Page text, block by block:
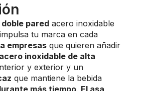
pared acero inoxidable
impulsa tu marca en cada
empresas que quieren añadir
acero inoxidable de alta
y exterior y un
que mantiene la bebida
más tiempo. El asa